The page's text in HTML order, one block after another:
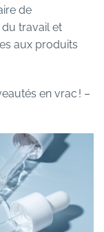
de
du travail et
aux produits
en vrac ! –